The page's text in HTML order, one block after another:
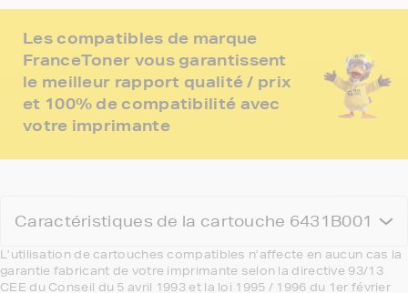
Les compatibles de marque
FranceToner vous garantissent
le meilleur rapport qualité / prix
et 100% de compatibilité avec
votre imprimante
Caractéristiques de la cartouche 6431B001
L’utilisation de cartouches compatibles n’affecte en aucun cas la
garantie fabricant de votre imprimante selon la directive 93/13
CEE du Conseil du 5 avril 1993 et la loi 1995 / 1996 du 1er février